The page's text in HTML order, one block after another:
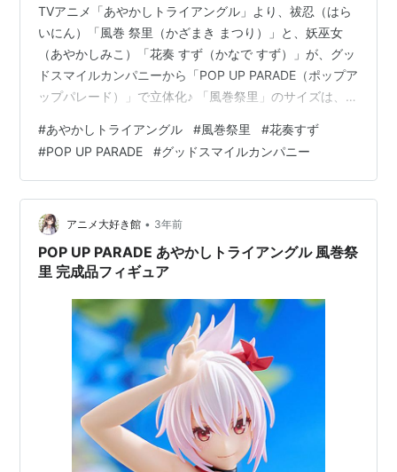
TVアニメ「あやかしトライアングル」より、祓忍（はら
いにん）「風巻 祭里（かざまき まつり）」と、妖巫女
（あやかしみこ）「花奏 すず（かなで すず）」が、グッ
ドスマイルカンパニーから「POP UP PARADE（ポップア
ップパレード）」で立体化♪ 「風巻祭里」のサイズは、
は、 ノンスケールの全高：約16.5cm。 「祭里」の原型
制作は「隙間の人」。 「すず」の原型制作は「白鷺いさ
お」。 （※敬称略） POP UP PARADE『風巻祭里』あや
かしトライアングル 完成品フィギュアは、グッドスマイ
ルカンパニーより2024年05月発売の予定です…
#あやかしトライアングル #風巻祭里 #花奏すず
#POP UP PARADE #グッドスマイルカンパニー
アニメ大好き館 • 3年前
POP UP PARADE あやかしトライアングル 風巻祭
里 完成品フィギュア